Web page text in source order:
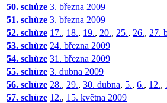
50. schůze 3. března 2009
51. schůze 3. března 2009
52. schůze 17., 18., 19., 20., 25., 26., 27.
53. schůze 24. března 2009
54. schůze 31. března 2009
55. schůze 3. dubna 2009
56. schůze 28., 29., 30. dubna, 5., 6., 12.,
57. schůze 12., 15. května 2009